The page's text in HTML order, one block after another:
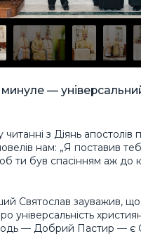
—
з Діянь апостолів
нам: „Я поставив
ти був спасінням аж до
Святослав зауважив,
універсальність
— Добрий Пастир — є